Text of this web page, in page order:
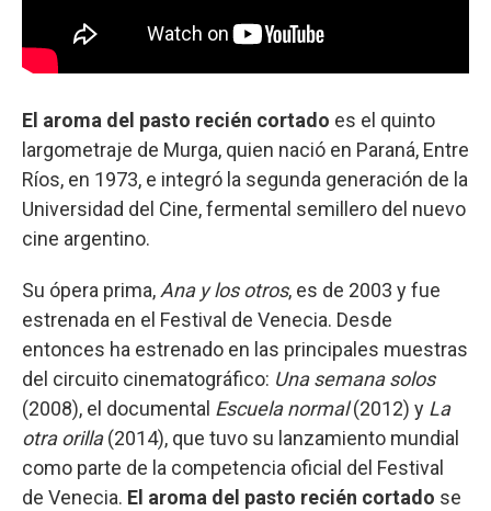
El aroma del pasto recién cortado es el quinto
largometraje de Murga, quien nació en Paraná, Entre
Ríos, en 1973, e integró la segunda generación de la
Universidad del Cine, fermental semillero del nuevo
cine argentino.
Su ópera prima,Ana y los otros, es de 2003 y fue
estrenada en el Festival de Venecia. Desde
entonces ha estrenado en las principales muestras
del circuito cinematográfico: Una semana solos
(2008), el documental Escuela normal(2012) y La
otra orilla(2014), que tuvo su lanzamiento mundial
como parte de la competencia oficial del Festival
de Venecia. El aroma del pasto recién cortado se